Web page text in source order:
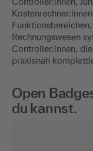
Rechnungswesen
Controller:innen,
praxisnah
Open
du kannst.